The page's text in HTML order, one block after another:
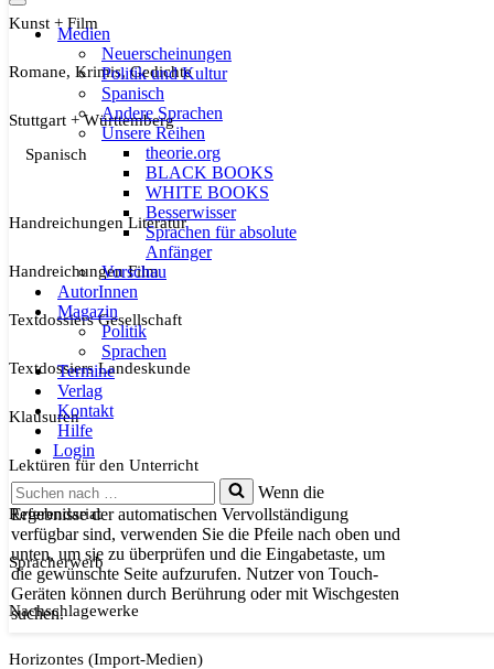
Navigationsmenü
Medien
Neuerscheinungen
Politik und Kultur
Spanisch
Andere Sprachen
Unsere Reihen
theorie.org
BLACK BOOKS
WHITE BOOKS
Besserwisser
Sprachen für absolute
Anfänger
Vorschau
AutorInnen
Magazin
Politik
Sprachen
Termine
Verlag
Kontakt
Hilfe
Login
Suchen
nach …
Wenn die
Ergebnisse der automatischen Vervollständigung
verfügbar sind, verwenden Sie die Pfeile nach oben und
unten, um sie zu überprüfen und die Eingabetaste, um
die gewünschte Seite aufzurufen. Nutzer von Touch-
Geräten können durch Berührung oder mit Wischgesten
suchen.
Kunst + Film
Romane, Krimis, Gedichte
Stuttgart + Württemberg
Spanisch
Handreichungen Literatur
Handreichungen Film
Textdossiers Gesellschaft
Textdossiers Landeskunde
Klausuren
Lektüren für den Unterricht
Referendariat
Spracherwerb
Nachschlagewerke
Horizontes (Import-Medien)